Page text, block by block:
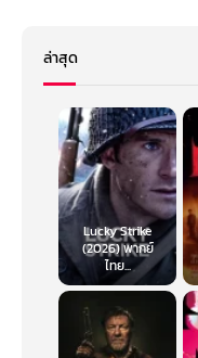
ล่าสุด
Lucky Strike
(2026) พากย์
ไทย...